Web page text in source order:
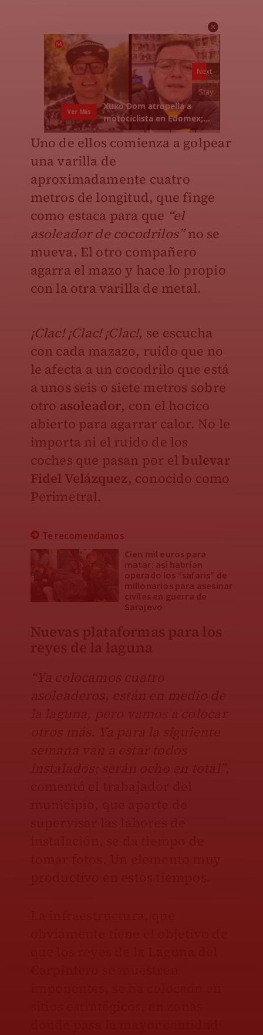
Uno de ellos comienza a golpear
una varilla de
aproximadamente cuatro
metros de longitud, que finge
como estaca para que “el
asoleador de cocodrilos”no se
mueva. El otro compañero
agarra el mazo y hace lo propio
con la otra varilla de metal.
¡Clac! ¡Clac! ¡Clac!, se escucha
con cada mazazo, ruido que no
le afecta a un cocodrilo que está
a unos seis o siete metros sobre
otro asoleador, con el hocico
abierto para agarrar calor. No le
importa ni el ruido de los
coches que pasan por el bulevar
Fidel Velázquez, conocido como
Perimetral.
Te recomendamos
Cien mil euros para
matar: así habrían
operado los “safaris” de
millonarios para asesinar
civiles en guerra de
Sarajevo